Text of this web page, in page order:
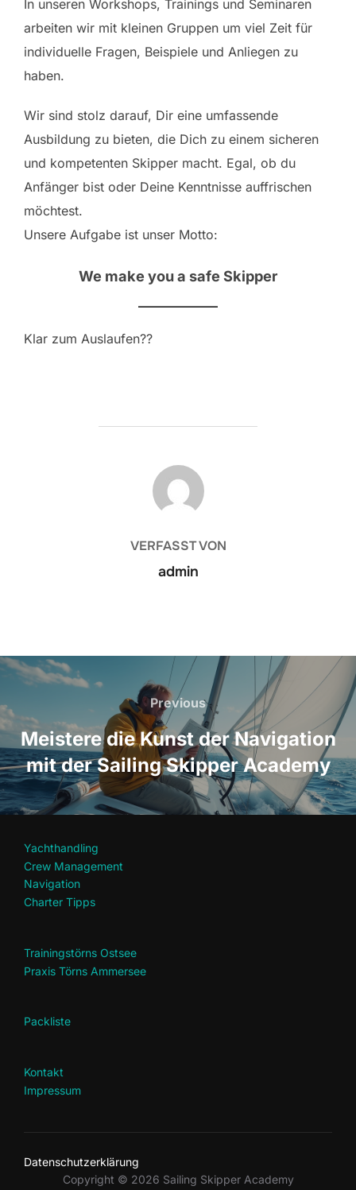
In unseren Workshops, Trainings und Seminaren
arbeiten wir mit kleinen Gruppen um viel Zeit für
individuelle Fragen, Beispiele und Anliegen zu
haben.
Wir sind stolz darauf, Dir eine umfassende
Ausbildung zu bieten, die Dich zu einem sicheren
und kompetenten Skipper macht. Egal, ob du
Anfänger bist oder Deine Kenntnisse auffrischen
möchtest.
Unsere Aufgabe ist unser Motto:
We make you a safe Skipper
Klar zum Auslaufen??
BEITRAGSAUTOR
VERFASST VON
admin
Beitragsnavigation
Previous
Previous
Meistere die Kunst der Navigation
mit der Sailing Skipper Academy
Yachthandling
Crew Management
Navigation
Charter Tipps
Trainingstörns Ostsee
Praxis Törns Ammersee
Packliste
Kontakt
Impressum
Datenschutzerklärung
Copyright © 2026 Sailing Skipper Academy